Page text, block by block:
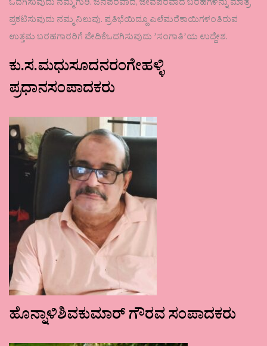
ಒದಗಿಸುವುದು ನಮ್ಮ ಗುರಿ. ಜನಪರವಾದ, ಜೀವಪರವಾದ ಬರಹಗಳನ್ನು ಮಾತ್ರ
ಪ್ರಕಟಿಸುವುದು ನಮ್ಮ ನಿಲುವು. ಪ್ರತಿಭೆಯಿದ್ದೂ ಎಲೆಮರೆಕಾಯಿಗಳಂತಿರುವ
ಉತ್ತಮ ಬರಹಗಾರರಿಗೆ ವೇದಿಕೆಒದಗಿಸುವುದು ʼಸಂಗಾತಿʼಯ ಉದ್ದೇಶ.
ಕು.ಸ.ಮಧುಸೂದನರಂಗೇಹಳ್ಳಿ
ಪ್ರಧಾನಸಂಪಾದಕರು
ಹೊನ್ನಾಳಿಶಿವಕುಮಾರ್ ಗೌರವ ಸಂಪಾದಕರು